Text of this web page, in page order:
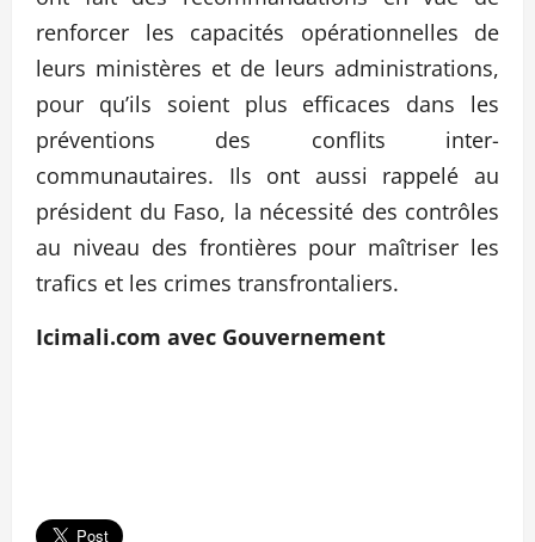
renforcer les capacités opérationnelles de
leurs ministères et de leurs administrations,
pour qu’ils soient plus efficaces dans les
préventions des conflits inter-
communautaires. Ils ont aussi rappelé au
président du Faso, la nécessité des contrôles
au niveau des frontières pour maîtriser les
trafics et les crimes transfrontaliers.
Icimali.com avec Gouvernement